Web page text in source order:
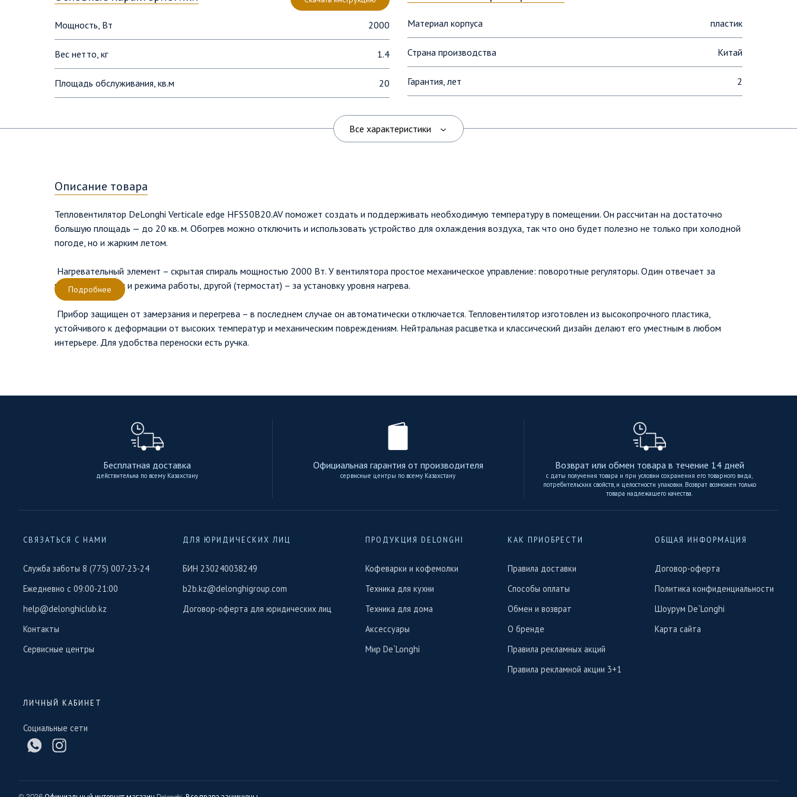
Мощность, Вт 2000
Вес нетто, кг 1.4
Площадь обслуживания, кв.м 20
HFS50B20.AV
20
Материал корпуса пластик
Страна производства Китай
Гарантия, лет 2
Индикатор включения
Тип дисплея Нет
Режим работы
Все характеристики
Описание товара
Тепловентилятор DeLonghi Verticale edge HFS50B20.AV поможет создать и поддерживать необходимую температуру в помещении. Он рассчитан на достаточно
большую площадь — до 20 кв. м. Обогрев можно отключить и использовать устройство для охлаждения воздуха, так что оно будет полезно не только при холодной
погоде, но и жарким летом.
Нагревательный элемент – скрытая спираль мощностью 2000 Вт. У вентилятора простое механическое управление: поворотные регуляторы. Один отвечает за
выбор мощности и режима работы, другой (термостат) – за установку уровня нагрева.
Прибор защищен от замерзания и перегрева – в последнем случае он автоматически отключается. Тепловентилятор изготовлен из высокопрочного пластика,
устойчивого к деформации от высоких температур и механическим повреждениям. Нейтральная расцветка и классический дизайн делают его уместным в любом
интерьере. Для удобства переноски есть ручка.
Подробнее
Бесплатная доставка
действительна по всему Казахстану
Официальная гарантия от производителя
сервисные центры по всему Казахстану
Возврат или обмен товара в течение 14 дней
с даты получения товара и при условии сохранения его товарного вида,
потребительских свойств, и целостности упаковки. Возврат возможен только
товара надлежащего качества.
СВЯЗАТЬСЯ С НАМИ
Служба заботы 8 (775) 007-23-24
Ежедневно с 09:00-21:00
help@delonghiclub.kz
Контакты
Сервисные центры
ДЛЯ ЮРИДИЧЕСКИХ ЛИЦ
БИН 230240038249
b2b.kz@delonghigroup.com
Договор-оферта для юридических лиц
ПРОДУКЦИЯ DELONGHI
Кофеварки и кофемолки
Техника для кухни
Техника для дома
Аксессуары
Мир De`Longhi
КАК ПРИОБРЕСТИ
Правила доставки
Способы оплаты
Обмен и возврат
О бренде
Правила рекламных акций
Правила рекламной акции 3+1
ОБЩАЯ ИНФОРМАЦИЯ
Договор-оферта
Политика конфиденциальности
Шоурум De`Longhi
Карта сайта
ЛИЧНЫЙ КАБИНЕТ
Социальные сети